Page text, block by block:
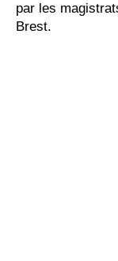
par les
Brest.